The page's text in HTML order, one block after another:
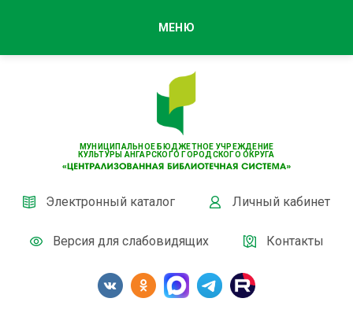
МУНИЦИПАЛЬНОЕ БЮДЖЕТНОЕ УЧРЕЖДЕНИЕ
КУЛЬТУРЫ АНГАРСКОГО ГОРОДСКОГО ОКРУГА
Электронный каталог Личный кабинет
Версия для слабовидящих Контакты
МЕНЮ